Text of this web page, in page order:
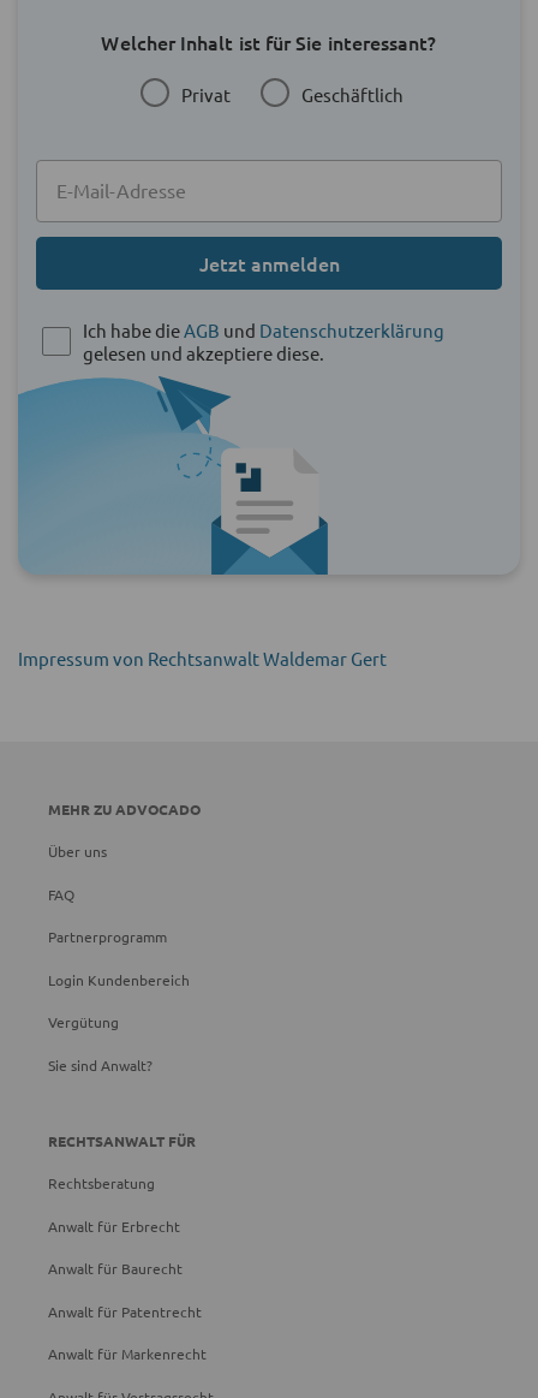
Welcher Inhalt ist für Sie interessant?
Privat Geschäftlich
Jetzt anmelden
Ich habe die AGB und Datenschutzerklärung
gelesen und akzeptiere diese.
Impressum von Rechtsanwalt Waldemar Gert
MEHR ZU ADVOCADO
Über uns
FAQ
Partnerprogramm
Login Kundenbereich
Vergütung
Sie sind Anwalt?
RECHTSANWALT FÜR
Rechtsberatung
Anwalt für Erbrecht
Anwalt für Baurecht
Anwalt für Patentrecht
Anwalt für Markenrecht